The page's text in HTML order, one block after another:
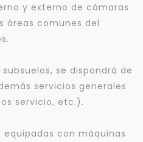
y externo de cámaras
áreas comunes del
se dispondrá de
servicios generales
servicio, etc.).
con máquinas